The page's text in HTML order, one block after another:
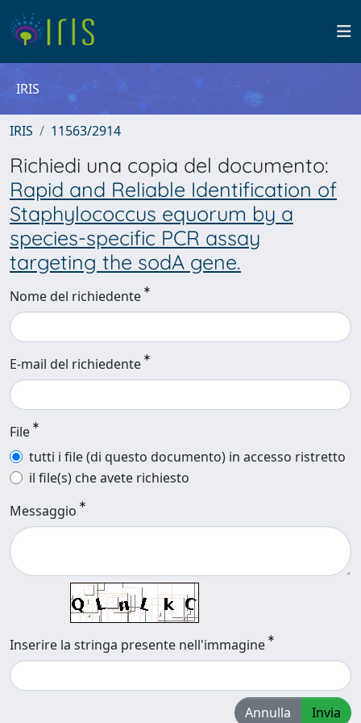
IRIS
IRIS 11563/2914
Richiedi una copia del documento:
Rapid and Reliable Identification of
Staphylococcus equorum by a
species-specific PCR assay
targeting the sodA gene.
Nome del richiedente
E-mail del richiedente
File
tutti i file (di questo documento) in accesso ristretto
il file(s) che avete richiesto
Messaggio
Inserire la stringa presente nell'immagine
Annulla Invia